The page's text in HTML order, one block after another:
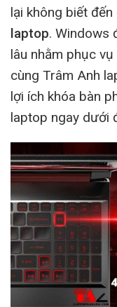
lại không biết
laptop. Windows
lâu nhằm phục
cùng Trâm Anh
lợi ích khóa bàn
laptop ngay dưới